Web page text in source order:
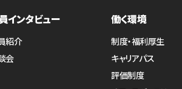
インタビュー
紹介
会
働く環境
制度・福利厚生
キャリアパス
評価制度